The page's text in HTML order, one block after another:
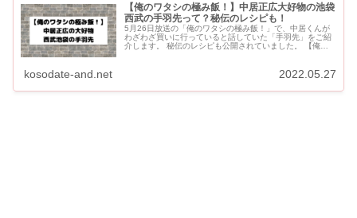
【俺のワタシの極み飯！】中居正広大好物の池袋
西武の手羽先って？秘伝のレシピも！
5月26日放送の「俺のワタシの極み飯！」で、中居くんが
わざわざ買いに行っていると話していた「手羽先」をご紹
介します。 秘伝のレシピも公開されていました。 【俺の
kosodate-and.net 2022.05.27